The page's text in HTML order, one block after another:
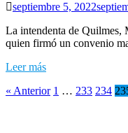
septiembre 5, 2022
La intendenta de Quilmes,
quien firmó un convenio
Leer más
« Anterior 1 … 233 234